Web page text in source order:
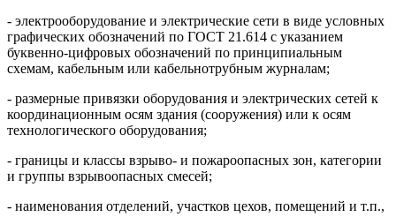
- электрооборудование и электрические сети в виде условных
графических обозначений по ГОСТ 21.614 с указанием
буквенно-цифровых обозначений по принципиальным
схемам, кабельным или кабельнотрубным журналам;
- размерные привязки оборудования и электрических сетей к
координационным осям здания (сооружения) или к осям
технологического оборудования;
- границы и классы взрыво- и пожароопасных зон, категории
и группы взрывоопасных смесей;
- наименования отделений, участков цехов, помещений и т.п.,